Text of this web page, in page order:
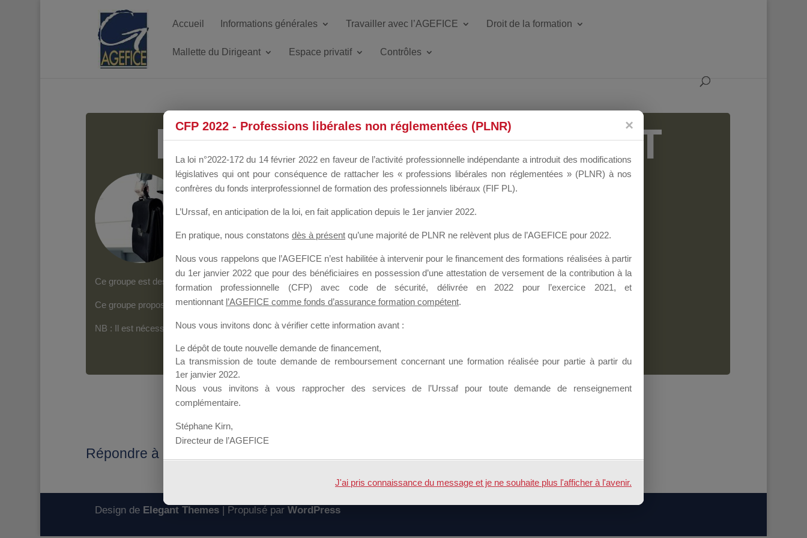
Accueil Informations générales Travailler avec l’AGEFICE Droit de la formation
Mallette du Dirigeant Espace privatif Contrôles
MALLETTE DU DIRIGEANT
Groupe Public il y a un mois
Ce groupe est destiné aux Organismes de Formation qui souhaitent répondre à l’Appel à Propositions Mallette du Dirigeant.
Ce groupe propose un forum dédié au support sur lequel il est possible de laisser un message ou poser une question.
NB : Il est nécessaire d’êtreinscrit(e)pour pouvoir rejoindre ce groupe
Répondre à : Impossible de se connecter
Design de Elegant Themes| Propulsé par WordPress
CFP 2022 - Professions libérales non réglementées (PLNR)
La loi n°2022-172 du 14 février 2022 en faveur de l’activité professionnelle indépendante a introduit des modifications
législatives qui ont pour conséquence de rattacher les « professions libérales non réglementées » (PLNR) à nos
confrères du fonds interprofessionnel de formation des professionnels libéraux (FIF PL).
L’Urssaf, en anticipation de la loi, en fait application depuis le 1er janvier 2022.
En pratique, nous constatons dès à présent qu’une majorité de PLNR ne relèvent plus de l’AGEFICE pour 2022.
Nous vous rappelons que l’AGEFICE n’est habilitée à intervenir pour le financement des formations réalisées à partir
du 1er janvier 2022 que pour des bénéficiaires en possession d’une attestation de versement de la contribution à la
formation professionnelle (CFP) avec code de sécurité, délivrée en 2022 pour l’exercice 2021, et
mentionnant l’AGEFICE comme fonds d’assurance formation compétent.
Nous vous invitons donc à vérifier cette information avant :
Le dépôt de toute nouvelle demande de financement,
La transmission de toute demande de remboursement concernant une formation réalisée pour partie à partir du
1er janvier 2022.
Nous vous invitons à vous rapprocher des services de l’Urssaf pour toute demande de renseignement
complémentaire.
Stéphane Kirn,
Directeur de l’AGEFICE
J'ai pris connaissance du message et je ne souhaite plus l'afficher à l'avenir.